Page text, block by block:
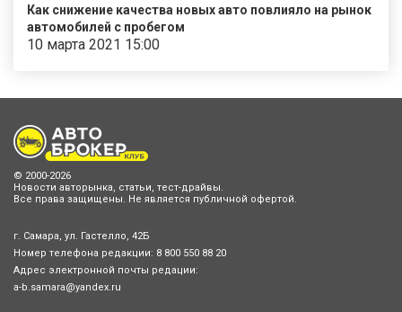
Как снижение качества новых авто повлияло на рынок
автомобилей с пробегом
10 марта 2021 15:00
© 2000-2026
Новости авторынка, статьи, тест-драйвы.
Все права защищены. Не является публичной офертой.
г. Самара, ул. Гастелло, 42Б
Номер телефона редакции: 8 800 550 88 20
Адрес электронной почты редации:
a-b.samara@yandex.ru